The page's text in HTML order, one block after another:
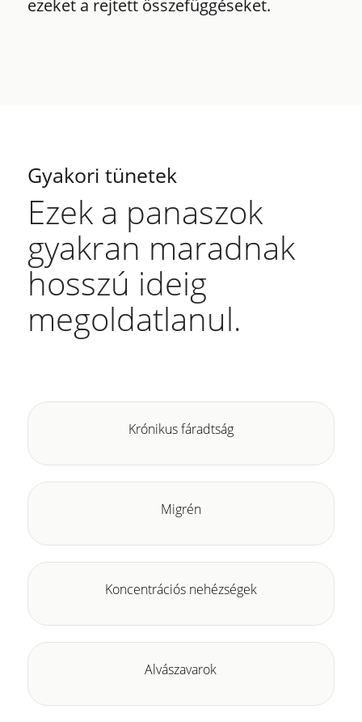
ezeket a rejtett összefüggéseket.
Gyakori tünetek
Ezek a panaszok
gyakran maradnak
hosszú ideig
megoldatlanul.
Krónikus fáradtság
Migrén
Koncentrációs nehézségek
Alvászavarok